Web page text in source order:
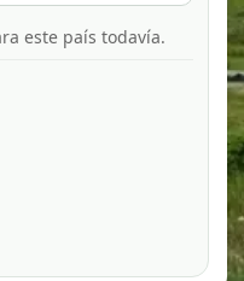
este país todavía.